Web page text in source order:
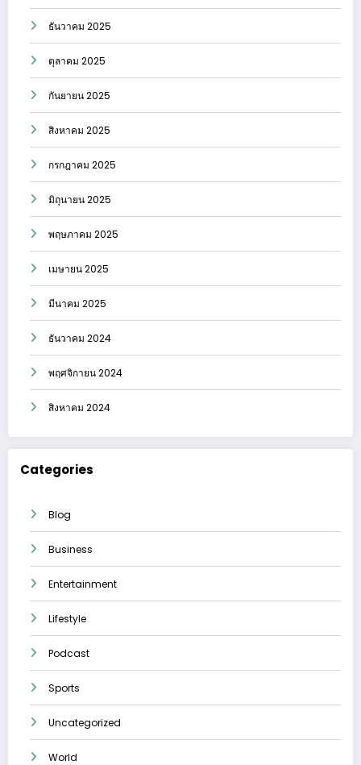
ธันวาคม 2025
ตุลาคม 2025
กันยายน 2025
สิงหาคม 2025
กรกฎาคม 2025
มิถุนายน 2025
พฤษภาคม 2025
เมษายน 2025
มีนาคม 2025
ธันวาคม 2024
พฤศจิกายน 2024
สิงหาคม 2024
Categories
Blog
Business
Entertainment
Lifestyle
Podcast
Sports
Uncategorized
World